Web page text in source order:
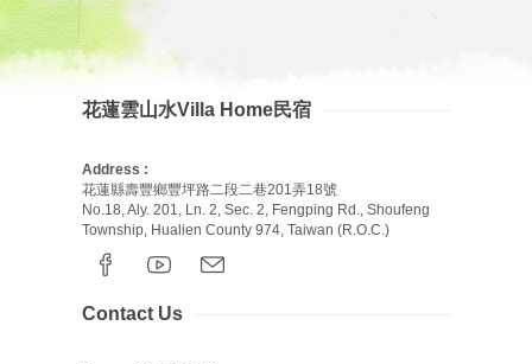
花蓮雲山水Villa Home民宿
Address :
花蓮縣壽豐鄉豐坪路二段二巷201弄18號
No.18, Aly. 201, Ln. 2, Sec. 2, Fengping Rd., Shoufeng
Township, Hualien County 974, Taiwan (R.O.C.)
Contact Us